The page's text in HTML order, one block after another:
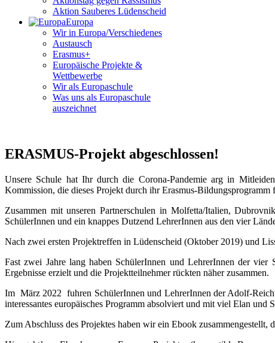
Aktion Sauberes Lüdenscheid
Europa
Wir in Europa/Verschiedenes
Austausch
Erasmus+
Europäische Projekte &
Wettbewerbe
Wir als Europaschule
Was uns als Europaschule
auszeichnet
ERASMUS-Projekt abgeschlossen!
Unsere Schule hat Ihr durch die Corona-Pandemie arg in
Kommission, die dieses Projekt durch ihr Erasmus-Bildungsprogramm
Zusammen mit unseren Partnerschulen in Molfetta/Italien,
SchülerInnen und ein knappes Dutzend LehrerInnen aus den vier
Nach zwei ersten Projektreffen in Lüdenscheid (Oktober 2019) und
Fast zwei Jahre lang haben SchülerInnen und LehrerInnen der
Ergebnisse erzielt und die Projektteilnehmer rückten näher zusammen.
Im März 2022 fuhren SchülerInnen und LehrerInnen der Adolf-
interessantes europäisches Programm absolviert und mit viel Elan und
Zum Abschluss des Projektes haben wir ein Ebook